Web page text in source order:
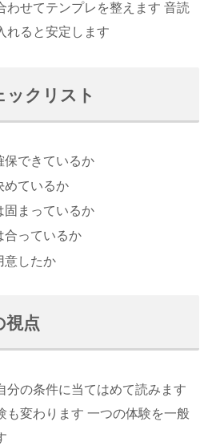
わせてテンプレを整えます 音読
れると安定します
ックリスト
保できているか
めているか
固まっているか
合っているか
意したか
視点
分の条件に当てはめて読みます
も変わります 一つの体験を一般